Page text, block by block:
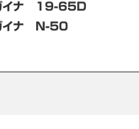
イナ 19-65Ｄ
イナ Ｎ-50